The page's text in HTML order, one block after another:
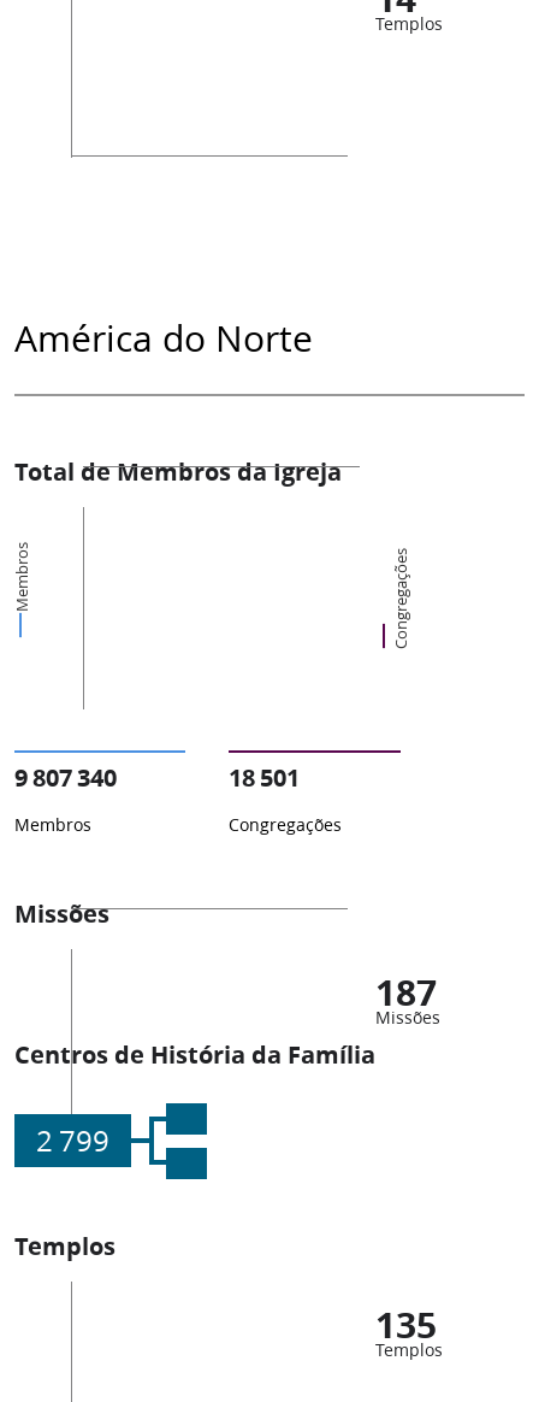
Templos
América do Norte
Total de Membros da Igreja
Membros Congregações
9 807 340
Membros
18 501
Congregações
Missões
187
Missões
Centros de História da Família
2 799
Templos
135
Templos